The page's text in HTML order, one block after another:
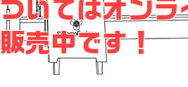
いてはオンラ
売中です！